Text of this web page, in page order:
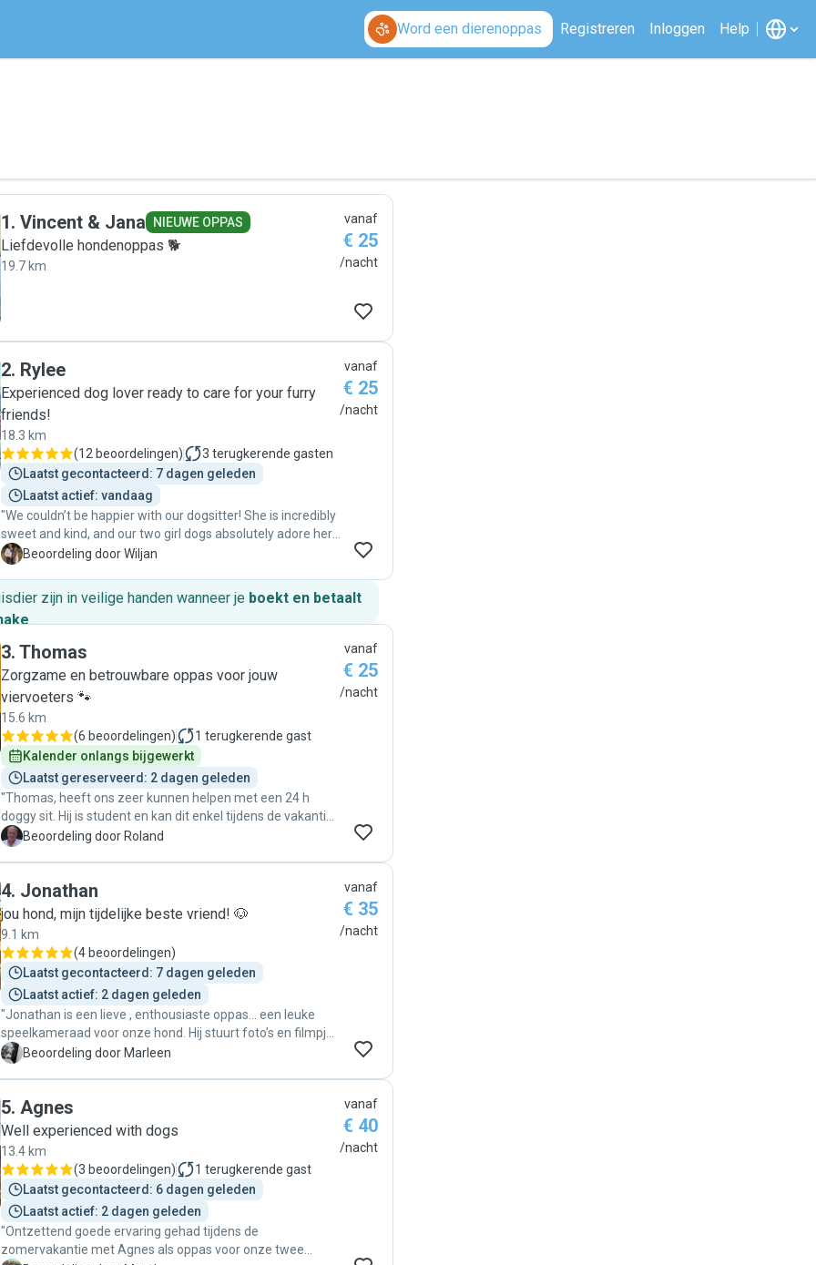
Word een dierenoppas Registreren Inloggen Help
1. Vincent & Jana NIEUWE OPPAS
Liefdevolle hondenoppas 🐕
19.7 km
vanaf
€ 25
/nacht
2. Rylee
Experienced dog lover ready to care for your furry
friends!
18.3 km
(12 beoordelingen) 3 terugkerende gasten
Laatst gecontacteerd: 7 dagen geleden
Laatst actief: vandaag
"We couldn’t be happier with our dogsitter! She is incredibly
sweet and kind, and our two girl dogs absolutely adore her.
We felt completely at ease knowing they’re in her care.
W Beoordeling door Wiljan
vanaf
€ 25
/nacht
zijn in veilige handen wanneer je boekt en betaalt
.
3. Thomas
Zorgzame en betrouwbare oppas voor jouw
viervoeters 🐾
15.6 km
(6 beoordelingen) 1 terugkerende gast
Kalender onlangs bijgewerkt
Laatst gereserveerd: 2 dagen geleden
"Thomas, heeft ons zeer kunnen helpen met een 24 h
doggy sit. Hij is student en kan dit enkel tijdens de vakanties
doen. Hij is zeer begaan met zijn opdracht en onze hond
eten en snoep goed opgevolgd. Als we terug thuis waren,
leek het of er was niemand in huis was geweest, zeer
ordelijk dus."
R Beoordeling door Roland
vanaf
€ 25
/nacht
4. Jonathan
jou hond, mijn tijdelijke beste vriend! 🐶
9.1 km
(4 beoordelingen)
Laatst gecontacteerd: 7 dagen geleden
Laatst actief: 2 dagen geleden
"Jonathan is een lieve , enthousiaste oppas… een leuke
speelkameraad voor onze hond. Hij stuurt foto’s en filmpjes
en communiceert vlot. Voor ons een ideale oppas "
M Beoordeling door Marleen
vanaf
€ 35
/nacht
5. Agnes
Well experienced with dogs
13.4 km
(3 beoordelingen) 1 terugkerende gast
Laatst gecontacteerd: 6 dagen geleden
Laatst actief: 2 dagen geleden
"Ontzettend goede ervaring gehad tijdens de
zomervakantie met Agnes als oppas voor onze twee
vanaf
€ 40
/nacht